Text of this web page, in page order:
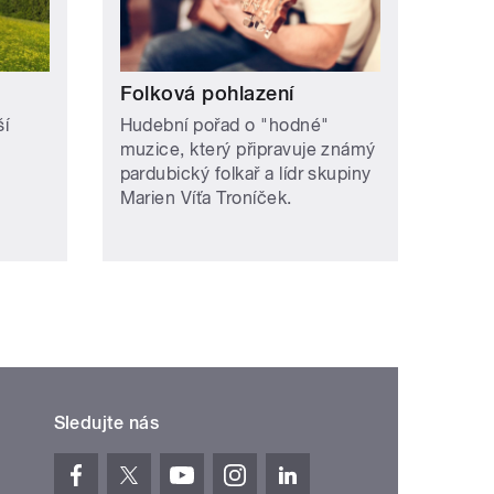
Folková pohlazení
Hudební pořad o "hodné"
muzice, který připravuje známý
pardubický folkař a lídr skupiny
Marien Víťa Troníček.
Sledujte nás